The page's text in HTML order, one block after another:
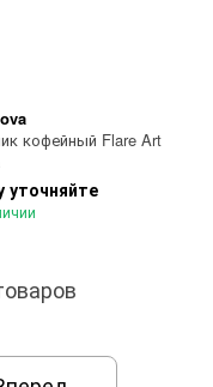
кофейный Flare Art
уточняйте